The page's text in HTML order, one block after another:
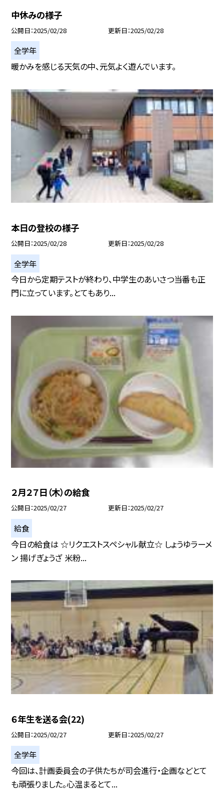
中休みの様子
公開日 2025/02/28 更新日 2025/02/28
全学年
暖かみを感じる天気の中、元気よく遊んでいます。
本日の登校の様子
公開日 2025/02/28 更新日 2025/02/28
全学年
今日から定期テストが終わり、中学生のあいさつ当番も正
門に立っています。とてもあり...
２月２７日（木）の給食
公開日 2025/02/27 更新日 2025/02/27
給食
今日の給食は ☆リクエストスペシャル献立☆ しょうゆラーメ
ン 揚げぎょうざ 米粉...
６年生を送る会(22)
公開日 2025/02/27 更新日 2025/02/27
全学年
今回は、計画委員会の子供たちが司会進行・企画などとて
も頑張りました。心温まるとて...